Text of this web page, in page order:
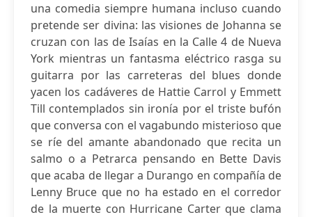
una comedia siempre humana incluso cuando
pretende ser divina: las visiones de Johanna se
cruzan con las de Isaías en la Calle 4 de Nueva
York mientras un fantasma eléctrico rasga su
guitarra por las carreteras del blues donde
yacen los cadáveres de Hattie Carrol y Emmett
Till contemplados sin ironía por el triste bufón
que conversa con el vagabundo misterioso que
se ríe del amante abandonado que recita un
salmo o a Petrarca pensando en Bette Davis
que acaba de llegar a Durango en compañía de
Lenny Bruce que no ha estado en el corredor
de la muerte con Hurricane Carter que clama